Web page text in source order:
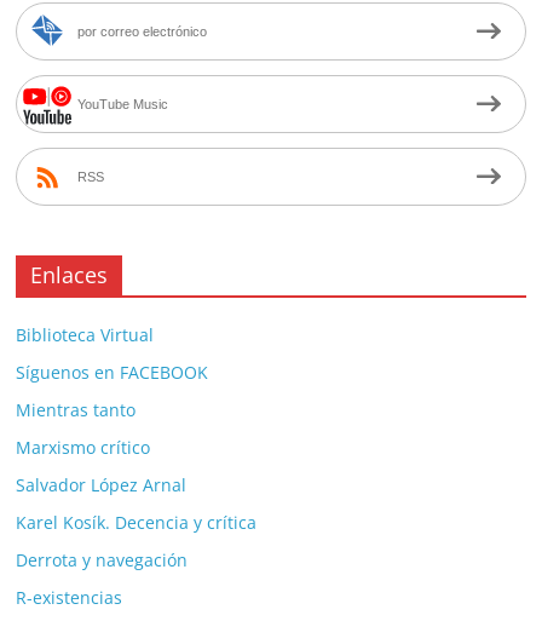
por correo electrónico
YouTube Music
RSS
Enlaces
Biblioteca Virtual
Síguenos en FACEBOOK
Mientras tanto
Marxismo crítico
Salvador López Arnal
Karel Kosík. Decencia y crítica
Derrota y navegación
R-existencias